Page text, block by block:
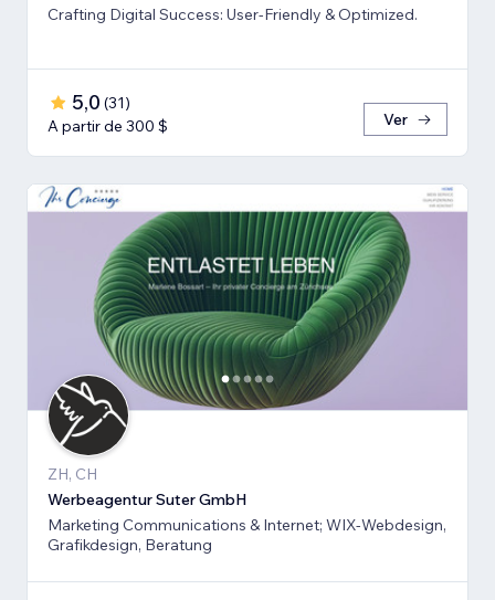
Crafting Digital Success: User-Friendly & Optimized.
5,0 (31)
A partir de 300 $
Ver
ZH, CH
Werbeagentur Suter GmbH
Marketing Communications & Internet; WIX-Webdesign,
Grafikdesign, Beratung